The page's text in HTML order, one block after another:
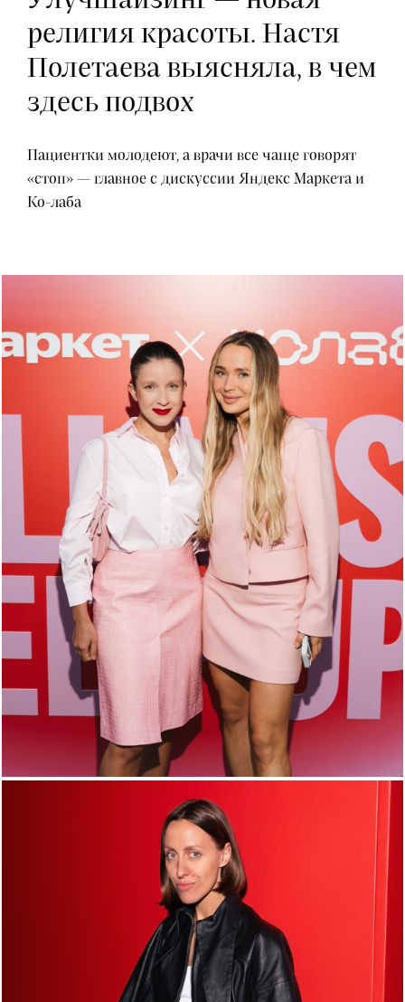
религия красоты. Настя
Полетаева выясняла, в чем
здесь подвох
Пациентки молодеют, а врачи все чаще говорят
«стоп» — главное с дискуссии Яндекс Маркета и
Ко-лаба